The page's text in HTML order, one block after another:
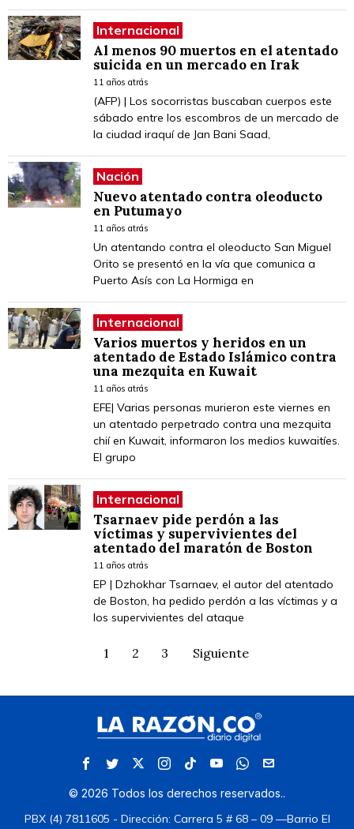
Internacional
Al menos 90 muertos en el atentado
suicida en un mercado en Irak
11 años atrás
(AFP) | Los socorristas buscaban cuerpos este
sábado entre los escombros de un mercado de
la ciudad iraquí de Jan Bani Saad,
Nación
Nuevo atentado contra oleoducto
en Putumayo
11 años atrás
Un atentando contra el oleoducto San Miguel
Orito se presentó en la vía que comunica a
Puerto Asís con La Hormiga en
Internacional
Varios muertos y heridos en un
atentado de Estado Islámico contra
una mezquita en Kuwait
11 años atrás
EFE| Varias personas murieron este viernes en
un atentado perpetrado contra una mezquita
chií en Kuwait, informaron los medios kuwaitíes.
El grupo
Internacional
Tsarnaev pide perdón a las
víctimas y supervivientes del
atentado del maratón de Boston
11 años atrás
EP | Dzhokhar Tsarnaev, el autor del atentado
de Boston, ha pedido perdón a las víctimas y a
los supervivientes del ataque
1 2 3 Siguiente
© 2026 Todos los derechos reservados..
PBX (4) 7811605 - Dirección: Carrera 5 # 68 – 09 —Barrio El